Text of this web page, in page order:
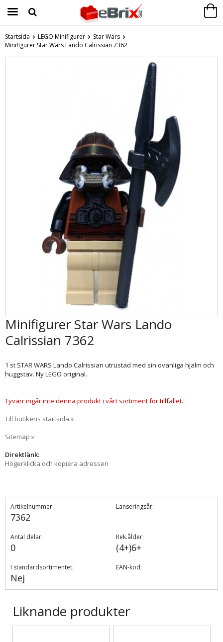
Produkten har blivit tillagd i varukorgen
Startsida LEGO Minifigurer
Star Wars
Minifigurer Star Wars Lando Calrissian 7362
Minifigurer Star Wars Lando
Calrissian 7362
1 st STAR WARS Lando Calrissian utrustad med sin ovanliga hjälm och
huggstav. Ny LEGO original.
Tyvärr ingår inte denna produkt i vårt sortiment för tillfället.
Till butikens startsida »
Sitemap »
Direktlänk:
Högerklicka och kopiera adressen
Artikelnummer:
7362
Lanseringsår:
Antal delar:
0
Rek.ålder:
(4+)6+
I standardsortimentet:
Nej
EAN-kod:
Liknande produkter